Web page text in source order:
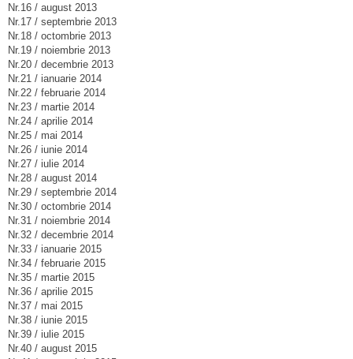
Nr.16 / august 2013
Nr.17 / septembrie 2013
Nr.18 / octombrie 2013
Nr.19 / noiembrie 2013
Nr.20 / decembrie 2013
Nr.21 / ianuarie 2014
Nr.22 / februarie 2014
Nr.23 / martie 2014
Nr.24 / aprilie 2014
Nr.25 / mai 2014
Nr.26 / iunie 2014
Nr.27 / iulie 2014
Nr.28 / august 2014
Nr.29 / septembrie 2014
Nr.30 / octombrie 2014
Nr.31 / noiembrie 2014
Nr.32 / decembrie 2014
Nr.33 / ianuarie 2015
Nr.34 / februarie 2015
Nr.35 / martie 2015
Nr.36 / aprilie 2015
Nr.37 / mai 2015
Nr.38 / iunie 2015
Nr.39 / iulie 2015
Nr.40 / august 2015